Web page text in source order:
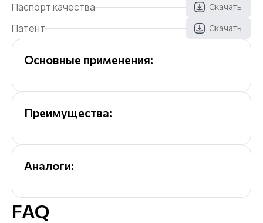
Паспорт качества Скачать
Патент Скачать
Основные применения:
Преимущества:
Аналоги:
FAQ